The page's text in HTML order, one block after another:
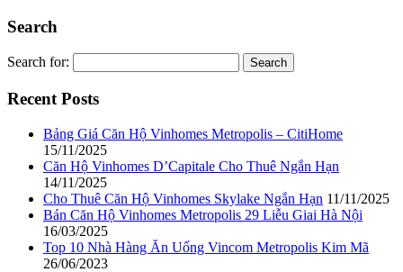
Search
Search for:
Recent Posts
Bảng Giá Căn Hộ Vinhomes Metropolis – CitiHome
15/11/2025
Căn Hộ Vinhomes D’Capitale Cho Thuê Ngắn Hạn
14/11/2025
Cho Thuê Căn Hộ Vinhomes Skylake Ngắn Hạn 11/11/2025
Bán Căn Hộ Vinhomes Metropolis 29 Liễu Giai Hà Nội
16/03/2025
Top 10 Nhà Hàng Ăn Uống Vincom Metropolis Kim Mã
26/06/2023